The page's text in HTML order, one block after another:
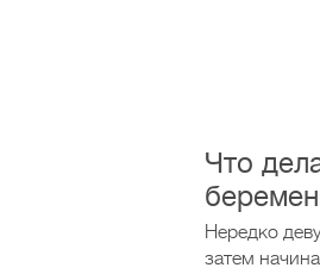
Что
Нередко
затем